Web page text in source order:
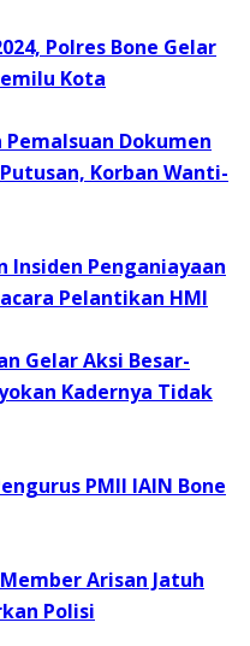
Polres Bone Gelar
Kota
Dokumen
Korban Wanti-
Insiden Penganiayaan
Pelantikan HMI
Gelar Aksi Besar-
Kadernya Tidak
PMII IAIN Bone
Arisan Jatuh
Polisi